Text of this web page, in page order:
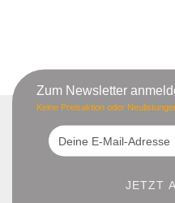
Zum Newsletter
Keine Preisaktion oder